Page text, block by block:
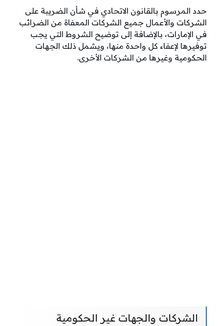
حدد المرسوم بالقانون الاتحادي في شأن الضريبة على
الشركات والأعمال جميع الشركات المعفاة من الضرائب
في الإمارات، بالإضافة إلى توضيح الشروط التي يجب
توفيرها لإعفاء كل واحدة منها، ويشمل ذلك الجهات
الحكومية وغيرها من الشركات الأخرى.
الشركات والجهات غير الحكومية